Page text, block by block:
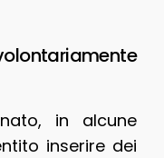
in alcune
inserire dei